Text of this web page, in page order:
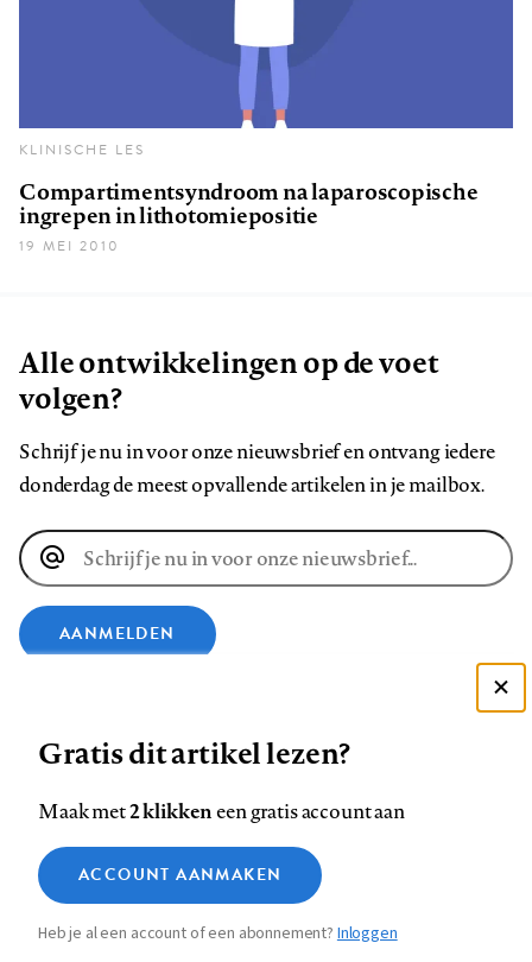
KLINISCHE LES
Compartimentsyndroom na laparoscopische
ingrepen in lithotomiepositie
19 MEI 2010
Alle ontwikkelingen op de voet
volgen?
Schrijf je nu in voor onze nieuwsbrief en ontvang iedere
donderdag de meest opvallende artikelen in je mailbox.
E-
mailadres
AANMELDEN
ons
op
Facebook
ons
ons
ons
Instagram
ons
op
YouTube
ons
Footer
navigation
Contact Colofon Disclaimer Privacy
Medische vragen verdienen
betrouwbare antwoorden
Gratis dit artikel lezen?
Maak met2 klikkeneen gratis account aan
ACCOUNT AANMAKEN
Heb je al een account of een abonnement?Inloggen
Zie onze cookie policy
Analytische cookies
Marketing cookies